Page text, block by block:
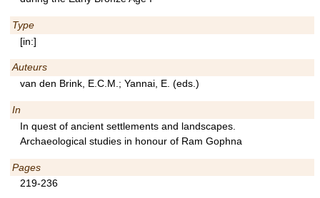
Type
[in:]
Auteurs
van den Brink, E.C.M.; Yannai, E. (eds.)
In
In quest of ancient settlements and landscapes.
Archaeological studies in honour of Ram Gophna
Pages
219-236